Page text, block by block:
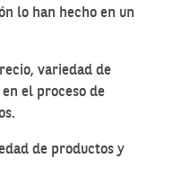
lo han hecho en un
variedad de
el proceso de
de productos y